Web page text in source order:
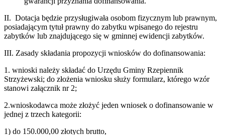
II. Dotacja będzie przysługiwała osobom fizycznym lub prawnym,
posiadającym tytuł prawny do zabytku wpisanego do rejestru
zabytków lub znajdującego się w gminnej ewidencji zabytków.
III. Zasady składania propozycji wniosków do dofinansowania:
1. wnioski należy składać do Urzędu Gminy Rzepiennik
Strzyżewski; do złożenia wniosku służy formularz, którego wzór
stanowi załącznik nr 2;
2.wnioskodawca może złożyć jeden wniosek o dofinansowanie w
jednej z trzech kategorii:
1) do 150.000,00 złotych brutto,